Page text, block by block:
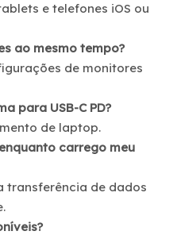
e telefones iOS ou
ao mesmo tempo?
de monitores
para USB-C PD?
de laptop.
carrego meu
transferência de dados